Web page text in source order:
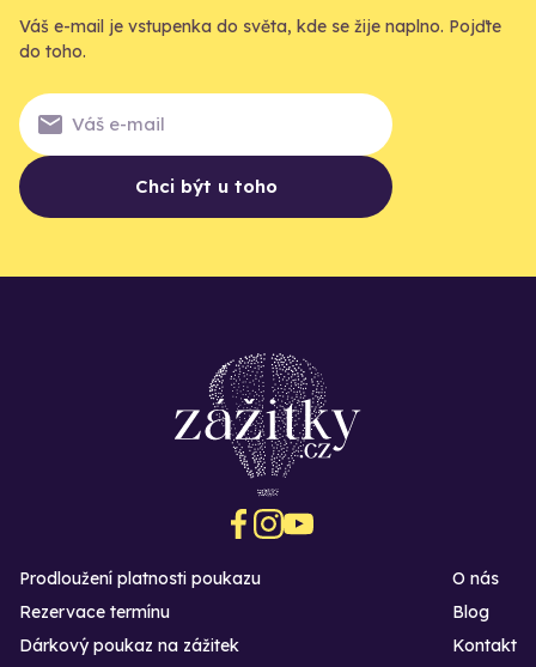
Váš e-mail je vstupenka do světa, kde se žije naplno. Pojďte
do toho.
Chci být u toho
Prodloužení platnosti poukazu
Rezervace termínu
Dárkový poukaz na zážitek
O nás
Blog
Kontakt